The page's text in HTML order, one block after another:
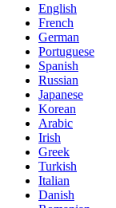
English
French
German
Portuguese
Spanish
Russian
Japanese
Korean
Arabic
Irish
Greek
Turkish
Italian
Danish